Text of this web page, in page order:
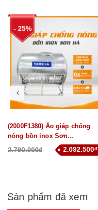
- 25%
(2000F1380) Áo giáp chống
nóng bồn inox Sơn...
2.790.000₫ 2.092.500₫
prev
Sản phẩm đã xem